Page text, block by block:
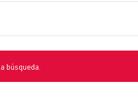
búsqueda.